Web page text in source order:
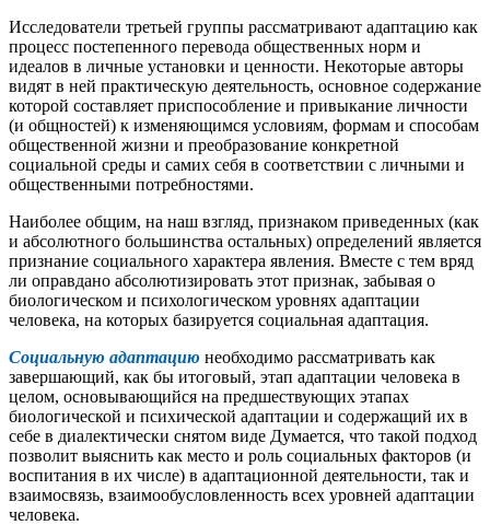
Исследователи третьей группы рассматривают адаптацию как
процесс постепенного перевода общественных норм и
идеалов в личные установки и ценности. Некоторые авторы
видят в ней практическую деятельность, основное содержание
которой составляет приспособление и привыкание личности
(и общностей) к изменяющимся условиям, формам и способам
общественной жизни и преобразование конкретной
социальной среды и самих себя в соответствии с личными и
общественными потребностями.
Наиболее общим, на наш взгляд, признаком приведенных (как
и абсолютного большинства остальных) определений является
признание социального характера явления. Вместе с тем вряд
ли оправдано абсолютизировать этот признак, забывая о
биологическом и психологическом уровнях адаптации
человека, на которых базируется социальная адаптация.
Социальную адаптацию необходимо рассматривать как
завершающий, как бы итоговый, этап адаптации человека в
целом, основывающийся на предшествующих этапах
биологической и психической адаптации и содержащий их в
себе в диалектически снятом виде Думается, что такой подход
позволит выяснить как место и роль социальных факторов (и
воспитания в их числе) в адаптационной деятельности, так и
взаимосвязь, взаимообусловленность всех уровней адаптации
человека.